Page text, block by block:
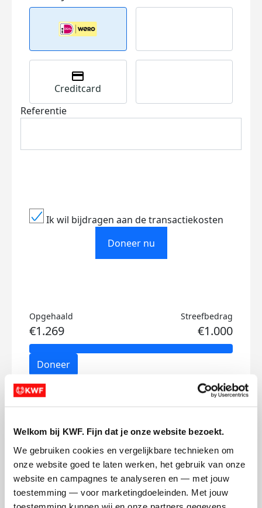
Welkom bij KWF. Fijn dat je onze website bezoekt.
We gebruiken cookies en vergelijkbare technieken om
onze website goed te laten werken, het gebruik van onze
website en campagnes te analyseren en — met jouw
toestemming — voor marketingdoeleinden. Met jouw
Creditcard
Referentie
Ik wil bijdragen aan de transactiekosten
Doneer nu
Opgehaald
€1.269
Streefbedrag
€1.000
Doneer